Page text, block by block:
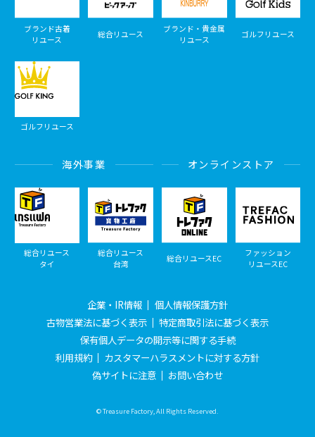
ブランド古着
リユース
総合リユース
ブランド・貴金属
リユース
ゴルフリユース
ゴルフリユース
海外事業
総合リユース
タイ
総合リユース
台湾
オンラインストア
総合リユースEC
ファッション
リユースEC
企業・IR情報
個人情報保護方針
古物営業法に基づく表示
特定商取引法に基づく表示
保有個人データの開示等に関する手続
利用規約
カスタマーハラスメントに対する方針
偽サイトに注意
お問い合わせ
© Treasure Factory, All Rights Reserved.